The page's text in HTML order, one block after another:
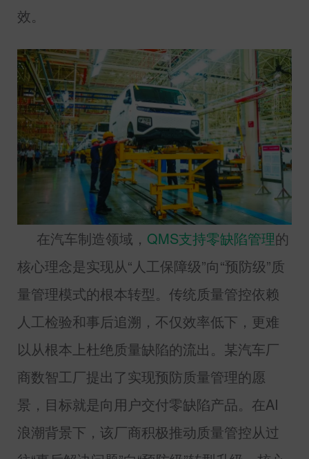
效。
在汽车制造领域， QMS支持零缺陷管理的
核心理念是实现从“人工保障级”向“预防级”质
量管理模式的根本转型。传统质量管控依赖
人工检验和事后追溯，不仅效率低下，更难
以从根本上杜绝质量缺陷的流出。某汽车厂
商数智工厂提出了实现预防质量管理的愿
景，目标就是向用户交付零缺陷产品。在AI
浪潮背景下，该厂商积极推动质量管控从过